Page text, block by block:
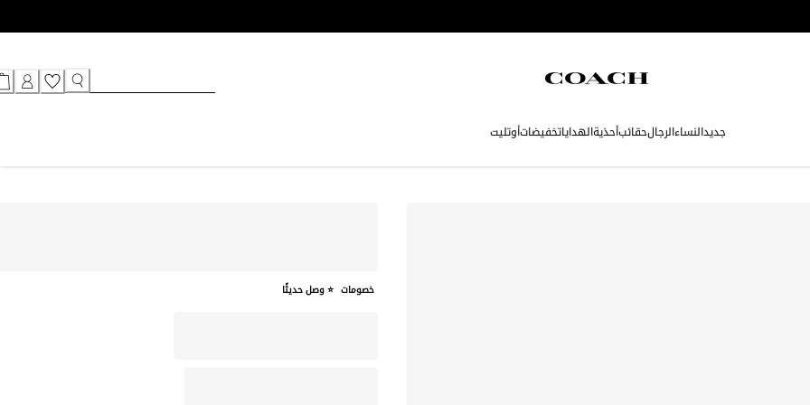
جديدالنساءالرجالحقائبأحذيةالهداياتخفيضاتأوتليت
خصومات ⭐ وصل حديثًا